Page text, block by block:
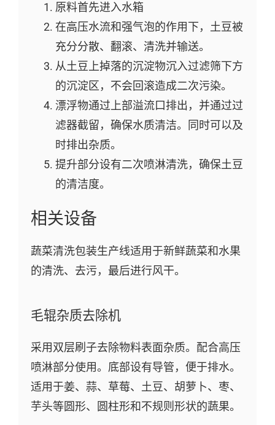
原料首先进入水箱
在高压水流和强气泡的作用下，土豆被
充分分散、翻滚、清洗并输送。
从土豆上掉落的沉淀物沉入过滤筛下方
的沉淀区，不会回滚造成二次污染。
漂浮物通过上部溢流口排出，并通过过
滤器截留，确保水质清洁。同时可以及
时排出杂质。
提升部分设有二次喷淋清洗，确保土豆
的清洁度。
相关设备
蔬菜清洗包装生产线适用于新鲜蔬菜和水果
的清洗、去污，最后进行风干。
毛辊杂质去除机
采用双层刷子去除物料表面杂质。配合高压
喷淋部分使用。底部设有导管，便于排水。
适用于姜、蒜、草莓、土豆、胡萝卜、枣、
芋头等圆形、圆柱形和不规则形状的蔬果。